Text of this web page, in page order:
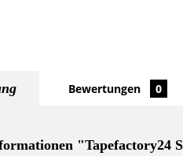
Bewertungen 0
"Tapefactory24